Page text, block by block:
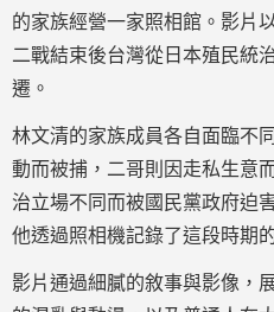
的家族經營一家照相館。影片
二戰結束後台灣從日本殖民統
遷。
林文清的家族成員各自面臨不
動而被捕，二哥則因走私生意
治立場不同而被國民黨政府迫
他透過照相機記錄了這段時期
影片通過細膩的敘事與影像，